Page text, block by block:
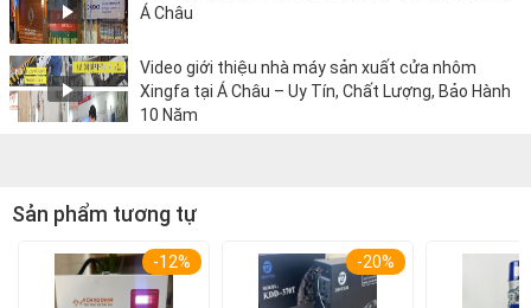
Á Châu
Video giới thiệu nhà máy sản xuất cửa nhôm
Xingfa tại Á Châu – Uy Tín, Chất Lượng, Bảo Hành
10 Năm
Sản phẩm tương tự
-12% -20%